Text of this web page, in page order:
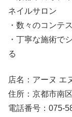
ネイルサロン
・数々のコンテ
・丁寧な施術で
る
店名： アーヌ エ
住所：京都市南
電話番号：075-